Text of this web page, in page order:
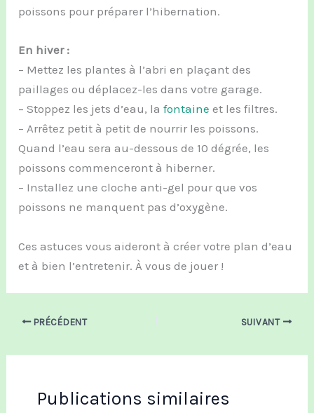
poissons pour préparer l’hibernation.
En hiver :
– Mettez les plantes à l’abri en plaçant des
paillages ou déplacez-les dans votre garage.
– Stoppez les jets d’eau, lafontaine et les filtres.
– Arrêtez petit à petit de nourrir les poissons.
Quand l’eau sera au-dessous de 10 dégrée, les
poissons commenceront à hiberner.
– Installez une cloche anti-gel pour que vos
poissons ne manquent pas d’oxygène.
Ces astuces vous aideront à créer votre plan d’eau
et à bien l’entretenir. À vous de jouer !
PRÉCÉDENT SUIVANT
Publications similaires